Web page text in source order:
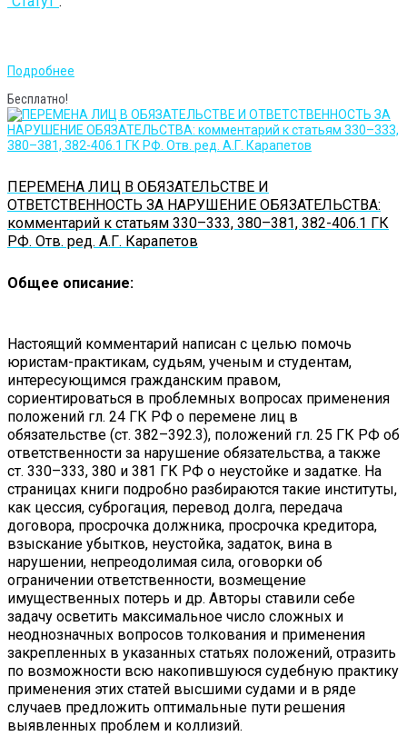
Подробнее
Бесплатно!
ПЕРЕМЕНА ЛИЦ В ОБЯЗАТЕЛЬСТВЕ И
ОТВЕТСТВЕННОСТЬ ЗА НАРУШЕНИЕ ОБЯЗАТЕЛЬСТВА:
комментарий к статьям 330–333, 380–381, 382-406.1 ГК
РФ. Отв. ред. А.Г. Карапетов
Общее описание:
Настоящий комментарий написан с целью помочь
юристам-практикам, судьям, ученым и студентам,
интересующимся гражданским правом,
сориентироваться в проблемных вопросах применения
положений гл. 24 ГК РФ о перемене лиц в
обязательстве (ст. 382–392.3), положений гл. 25 ГК РФ об
ответственности за нарушение обязательства, а также
ст. 330–333, 380 и 381 ГК РФ о неустойке и задатке. На
страницах книги подробно разбираются такие институты,
как цессия, суброгация, перевод долга, передача
договора, просрочка должника, просрочка кредитора,
взыскание убытков, неустойка, задаток, вина в
нарушении, непреодолимая сила, оговорки об
ограничении ответственности, возмещение
имущественных потерь и др. Авторы ставили себе
задачу осветить максимальное число сложных и
неоднозначных вопросов толкования и применения
закрепленных в указанных статьях положений, отразить
по возможности всю накопившуюся судебную практику
применения этих статей высшими судами и в ряде
случаев предложить оптимальные пути решения
выявленных проблем и коллизий.